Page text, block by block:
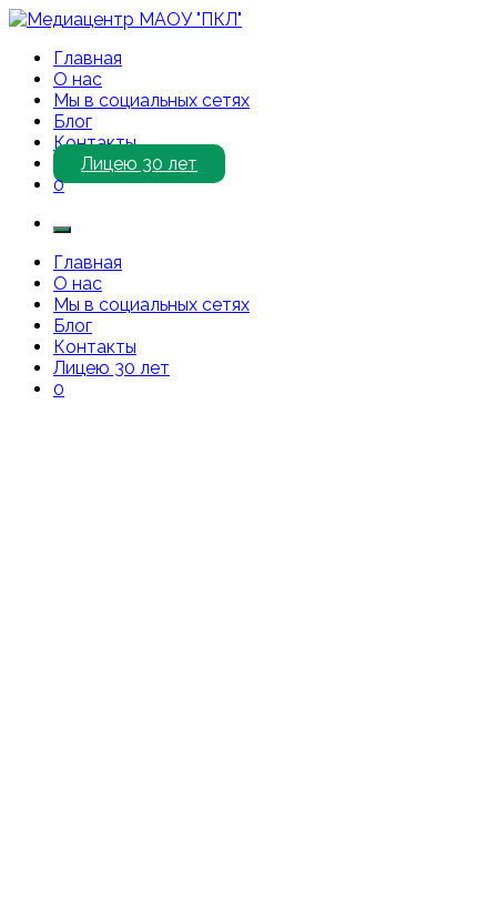
Перейти
содержимому
Медиацентр МАОУ "ПКЛ"
Приветствуем Вас на нашем сайте!
Главная
О нас
Мы в социальных сетях
Блог
Контакты
Лицею 30 лет
0
Главная
О нас
Мы в социальных сетях
Блог
Контакты
Лицею 30 лет
0